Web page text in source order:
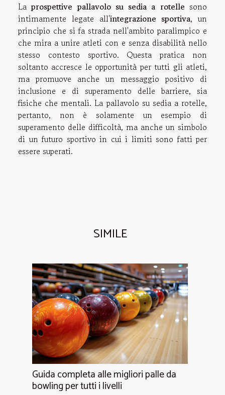
Laprospettive pallavolo su sedia a rotelle sono
intimamente legate all'integrazione sportiva, un
principio che si fa strada nell'ambito paralimpico e
che mira a unire atleti con e senza disabilità nello
stesso contesto sportivo. Questa pratica non
soltanto accresce le opportunità per tutti gli atleti,
ma promuove anche un messaggio positivo di
inclusione e di superamento delle barriere, sia
fisiche che mentali. La pallavolo su sedia a rotelle,
pertanto, non è solamente un esempio di
superamento delle difficoltà, ma anche un simbolo
di un futuro sportivo in cui i limiti sono fatti per
essere superati.
SIMILE
Guida completa alle migliori palle da
bowling per tutti i livelli